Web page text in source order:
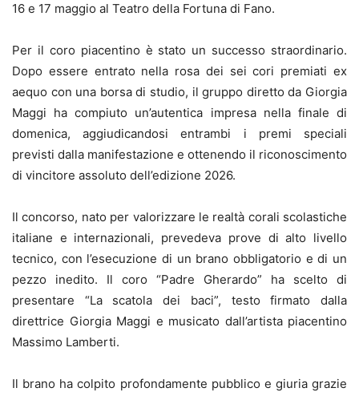
16 e 17 maggio al Teatro della Fortuna di Fano.
Per il coro piacentino è stato un successo straordinario.
Dopo essere entrato nella rosa dei sei cori premiati ex
aequo con una borsa di studio, il gruppo diretto da Giorgia
Maggi ha compiuto un’autentica impresa nella finale di
domenica, aggiudicandosi entrambi i premi speciali
previsti dalla manifestazione e ottenendo il riconoscimento
di vincitore assoluto dell’edizione 2026.
Il concorso, nato per valorizzare le realtà corali scolastiche
italiane e internazionali, prevedeva prove di alto livello
tecnico, con l’esecuzione di un brano obbligatorio e di un
pezzo inedito. Il coro “Padre Gherardo” ha scelto di
presentare “La scatola dei baci”, testo firmato dalla
direttrice Giorgia Maggi e musicato dall’artista piacentino
Massimo Lamberti.
Il brano ha colpito profondamente pubblico e giuria grazie